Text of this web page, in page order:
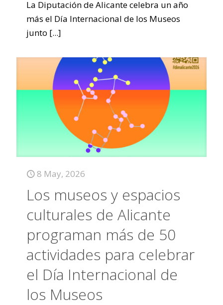
La Diputación de Alicante celebra un año
más el Día Internacional de los Museos
junto [...]
8 May, 2026
Los museos y espacios
culturales de Alicante
programan más de 50
actividades para celebrar
el Día Internacional de
los Museos